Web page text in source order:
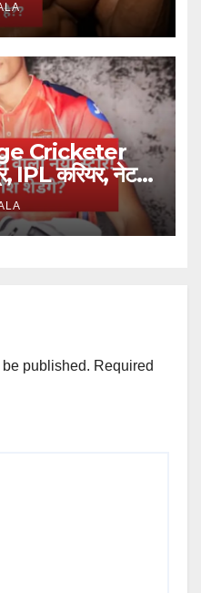
Cricketer
IPL करियर, नेट
published. Required